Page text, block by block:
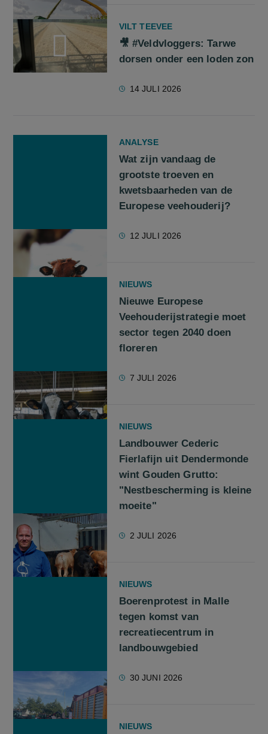
VILT TEEVEE
🎥 #Veldvloggers: Tarwe
dorsen onder een loden zon
14 JULI 2026
ANALYSE
Wat zijn vandaag de
grootste troeven en
kwetsbaarheden van de
Europese veehouderij?
12 JULI 2026
NIEUWS
Nieuwe Europese
Veehouderijstrategie moet
sector tegen 2040 doen
floreren
7 JULI 2026
NIEUWS
Landbouwer Cederic
Fierlafijn uit Dendermonde
wint Gouden Grutto:
"Nestbescherming is kleine
moeite"
2 JULI 2026
NIEUWS
Boerenprotest in Malle
tegen komst van
recreatiecentrum in
landbouwgebied
30 JUNI 2026
NIEUWS